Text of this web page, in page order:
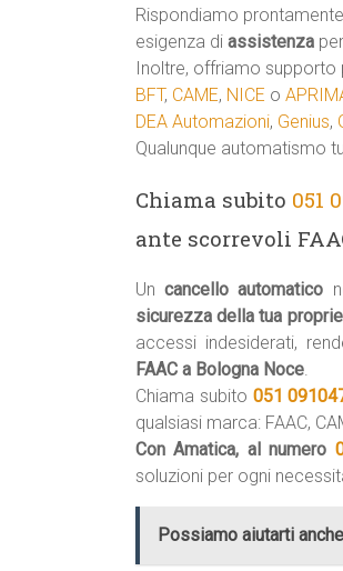
Rispondiamo
esigenza di assistenza
Inoltre, offriamo supporto
BFT, CAME, NICE o
DEA Automazioni, Genius,
Qualunque automatismo
Chiama subito 051
ante scorrevoli
Uncancello automatico
sicurezza della tua
accessi indesiderati,
FAAC a Bologna Noce.
Chiama subito 051
qualsiasi marca: FAAC,
Con Amatica, al numero
soluzioni per ogni
Possiamo aiutarti